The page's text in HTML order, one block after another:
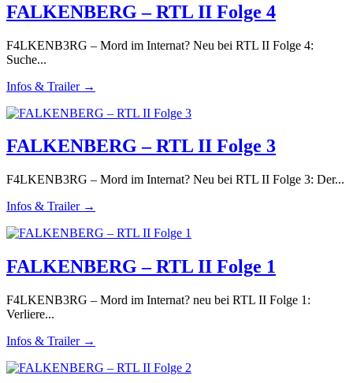
FALKENBERG – RTL II Folge 4
F4LKENB3RG – Mord im Internat? Neu bei RTL II Folge 4:
Suche...
Infos & Trailer →
FALKENBERG – RTL II Folge 3
F4LKENB3RG – Mord im Internat? Neu bei RTL II Folge 3: Der...
Infos & Trailer →
FALKENBERG – RTL II Folge 1
F4LKENB3RG – Mord im Internat? neu bei RTL II Folge 1:
Verliere...
Infos & Trailer →